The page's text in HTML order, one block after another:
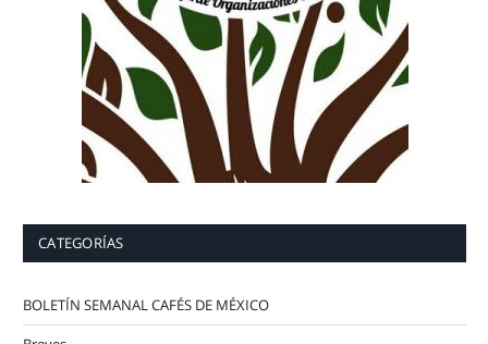
CATEGORÍAS
BOLETÍN SEMANAL CAFÉS DE MÉXICO